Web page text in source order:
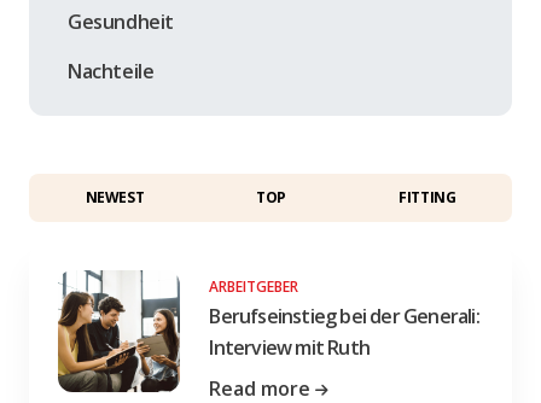
Gesundheit
Nachteile
NEWEST TOP FITTING
ARBEITGEBER
Berufseinstieg bei der Generali:
Interview mit Ruth
Read more